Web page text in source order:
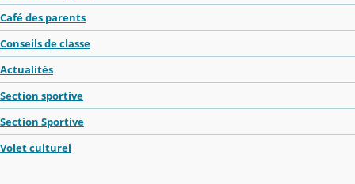
Café des parents
Conseils de classe
Actualités
Section sportive
Section Sportive
Volet culturel